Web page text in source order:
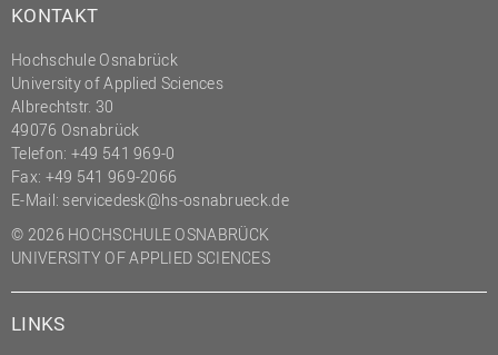
Personalrat
Präsidialbüro
Professional School
Projekte des Präsidiums
Projektmanagement Office
(PMO)
Prozessmanagement
Recht
KONTAKT
Hochschule Osnabrück
University of Applied Sciences
Albrechtstr. 30
49076 Osnabrück
Telefon: +49 541 969-0
Fax: +49 541 969-2066
E-Mail: servicedesk@hs-osnabrueck.de
© 2026 HOCHSCHULE OSNABRÜCK
UNIVERSITY OF APPLIED SCIENCES
LINKS